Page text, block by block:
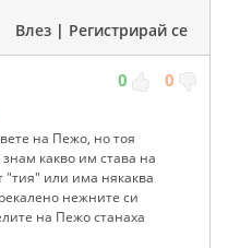
Влез | Регистрирай се
0 0
на Пежо, но тоя
какво им става на
или има някаква
нежните си
на Пежо станаха